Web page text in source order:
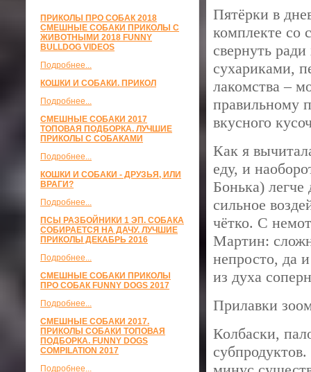
ПРИКОЛЫ ПРО СОБАК 2018
СМЕШНЫЕ СОБАКИ ПРИКОЛЫ С
ЖИВОТНЫМИ 2018 FUNNY
BULLDOG VIDEOS
Подробнее...
КОШКИ И СОБАКИ. ПРИКОЛ
Подробнее...
СМЕШНЫЕ СОБАКИ 2017
ТОПОВАЯ ПОДБОРКА. ЛУЧШИЕ
ПРИКОЛЫ С СОБАКАМИ
Подробнее...
КОШКИ И СОБАКИ - ДРУЗЬЯ, ИЛИ
ВРАГИ?
Подробнее...
ПСЫ РАЗБОЙНИКИ 1 ЭП. СОБАКА
СОБИРАЕТСЯ НА ДАЧУ. ЛУЧШИЕ
ПРИКОЛЫ ДЕКАБРЬ 2016
Подробнее...
СМЕШНЫЕ СОБАКИ ПРИКОЛЫ
ПРО СОБАК FUNNY DOGS 2017
Подробнее...
СМЕШНЫЕ СОБАКИ 2017.
ПРИКОЛЫ СОБАКИ ТОПОВАЯ
ПОДБОРКА. FUNNY DOGS
COMPILATION 2017
Подробнее...
Пятёрки в
комплекте со
свернуть
сухариками,
лакомства –
правильному
вкусного
Как я
еду, и
Бонька)
сильное
чётко. С
Мартин:
непросто, да
из духа
Прилавки
Колбаски,